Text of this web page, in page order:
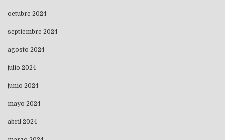
octubre 2024
septiembre 2024
agosto 2024
julio 2024
junio 2024
mayo 2024
abril 2024